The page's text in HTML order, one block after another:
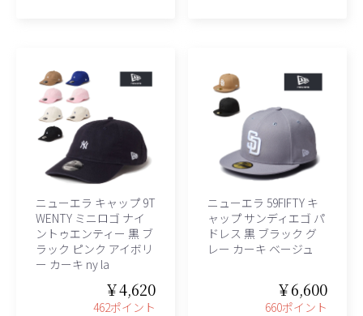
ニューエラ キャップ 9T
WENTY ミニロゴ ナイ
ントゥエンティー 黒 ブ
ラック ピンク アイボリ
ー カーキ ny la
￥4,620
462ポイント
ニューエラ 59FIFTY キ
ャップ サンディエゴ パ
ドレス 黒 ブラック グ
レー カーキ ベージュ
￥6,600
660ポイント